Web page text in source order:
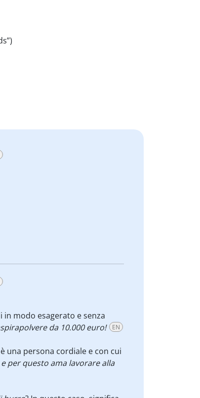
modo esagerato e senza
da 10.000 euro! EN
una persona cordiale e con cui
per questo ama lavorare alla